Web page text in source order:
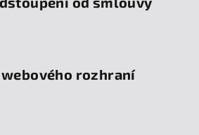
rozhraní